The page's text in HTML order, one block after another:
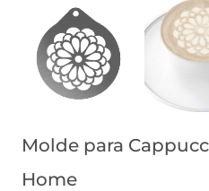
Molde para
Home